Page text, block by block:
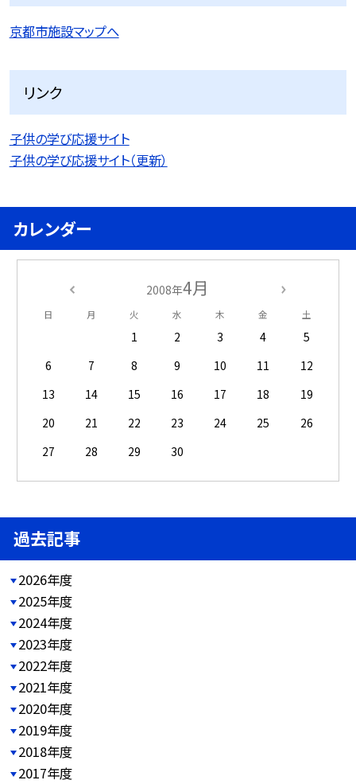
京都市施設マップへ
リンク
子供の学び応援サイト
子供の学び応援サイト（更新）
カレンダー
2008年4月
日 月 火 水 木 金 土
1 2 3 4
5
6
7 8 9 10 11
12
13
14 15 16 17 18
19
20
21 22 23 24 25
26
27
28 29 30
過去記事
2026年度
2025年度
2024年度
2023年度
2022年度
2021年度
2020年度
2019年度
2018年度
2017年度